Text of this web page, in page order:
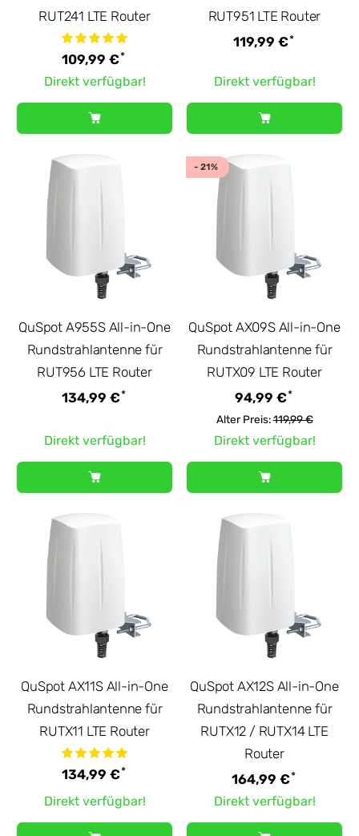
RUT241 LTE Router
109,99 €*
Direkt verfügbar!
RUT951 LTE Router
119,99 €*
Direkt verfügbar!
QuSpot A955S All-in-One
Rundstrahlantenne für
RUT956 LTE Router
134,99 €*
Direkt verfügbar!
- 21%
QuSpot AX09S All-in-One
Rundstrahlantenne für
RUTX09 LTE Router
94,99 €*
Alter Preis:119,99 €
Direkt verfügbar!
QuSpot AX11S All-in-One
Rundstrahlantenne für
RUTX11 LTE Router
134,99 €*
Direkt verfügbar!
QuSpot AX12S All-in-One
Rundstrahlantenne für
RUTX12 / RUTX14 LTE
Router
164,99 €*
Direkt verfügbar!